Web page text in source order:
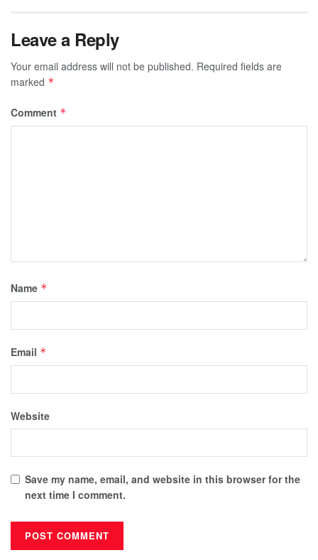
Leave a Reply
Your email address will not be published. Required fields are
marked *
Comment *
Name *
Email *
Website
Save my name, email, and website in this browser for the
next time I comment.